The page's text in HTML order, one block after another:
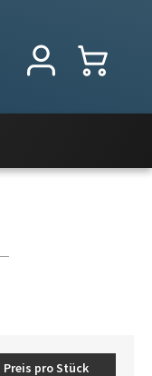
Preis pro Stück